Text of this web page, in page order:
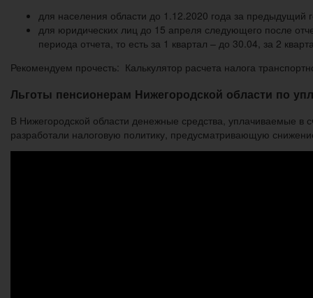
для населения области до 1.12.2020 года за предыдущий
для юридических лиц до 15 апреля следующего после
периода отчета, то есть за 1 квартал – до 30.04, за 2
Рекомендуем прочесть: Калькулятор расчета налога
Льготы пенсионерам Нижегородской области по
В Нижегородской области денежные средства, уплачиваемые в
разработали налоговую политику, предусматривающую